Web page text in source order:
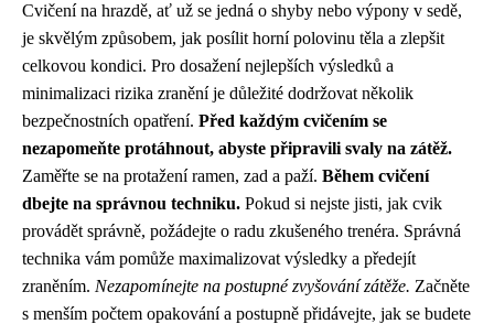
Cvičení na hrazdě, ať už se jedná o shyby nebo výpony v sedě,
je skvělým způsobem, jak posílit horní polovinu těla a zlepšit
celkovou kondici. Pro dosažení nejlepších výsledků a
minimalizaci rizika zranění je důležité dodržovat několik
bezpečnostních opatření. Před každým cvičením se
nezapomeňte protáhnout, abyste připravili svaly na zátěž.
Zaměřte se na protažení ramen, zad a paží. Během cvičení
dbejte na správnou techniku. Pokud si nejste jisti, jak cvik
provádět správně, požádejte o radu zkušeného trenéra. Správná
technika vám pomůže maximalizovat výsledky a předejít
zraněním. Nezapomínejte na postupné zvyšování zátěže. Začněte
s menším počtem opakování a postupně přidávejte, jak se budete